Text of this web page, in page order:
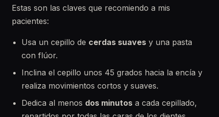
Estas son las claves que recomiendo a mis
pacientes:
Usa un cepillo de cerdas suaves y una pasta
con flúor.
Inclina el cepillo unos 45 grados hacia la encía y
realiza movimientos cortos y suaves.
Dedica al menos dos minutos a cada cepillado,